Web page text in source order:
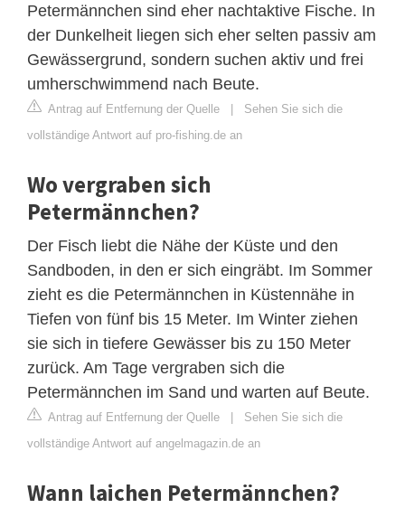
Petermännchen sind eher nachtaktive Fische. In
der Dunkelheit liegen sich eher selten passiv am
Gewässergrund, sondern suchen aktiv und frei
umherschwimmend nach Beute.
Antrag auf Entfernung der Quelle | Sehen Sie sich die
vollständige Antwort auf pro-fishing.de an
Wo vergraben sich
Petermännchen?
Der Fisch liebt die Nähe der Küste und den
Sandboden, in den er sich eingräbt. Im Sommer
zieht es die Petermännchen in Küstennähe in
Tiefen von fünf bis 15 Meter. Im Winter ziehen
sie sich in tiefere Gewässer bis zu 150 Meter
zurück. Am Tage vergraben sich die
Petermännchen im Sand und warten auf Beute.
Antrag auf Entfernung der Quelle | Sehen Sie sich die
vollständige Antwort auf angelmagazin.de an
Wann laichen Petermännchen?